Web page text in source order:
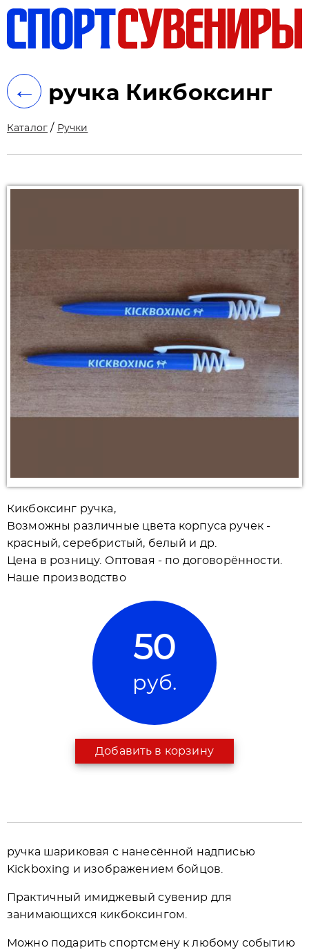
← ручка Кикбоксинг
Каталог / Ручки
Кикбоксинг ручка,
Возможны различные цвета корпуса ручек -
красный, серебристый, белый и др.
Цена в розницу. Оптовая - по договорённости.
Наше производство
50
руб.
Добавить в корзину
ручка шариковая с нанесённой надписью
Kickboxing и изображением бойцов.
Практичный имиджевый сувенир для
занимающихся кикбоксингом.
Можно подарить спортсмену к любому событию